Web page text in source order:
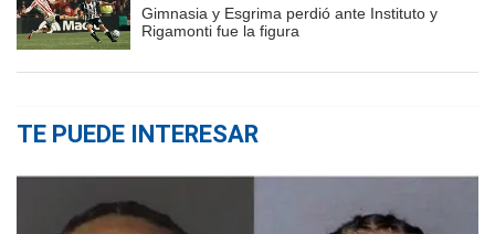
Gimnasia y Esgrima perdió ante Instituto y
Rigamonti fue la figura
TE PUEDE INTERESAR